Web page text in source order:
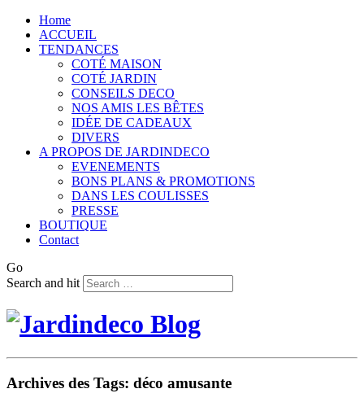
Home
ACCUEIL
TENDANCES
COTÉ MAISON
COTÉ JARDIN
CONSEILS DECO
NOS AMIS LES BÊTES
IDÉE DE CADEAUX
DIVERS
A PROPOS DE JARDINDECO
EVENEMENTS
BONS PLANS & PROMOTIONS
DANS LES COULISSES
PRESSE
BOUTIQUE
Contact
Go
Search and hit
Archives des Tags: déco amusante